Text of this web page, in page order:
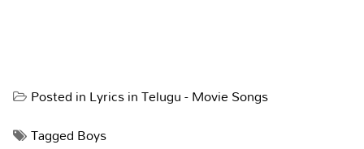
Posted inLyrics in Telugu - Movie Songs
TaggedBoys